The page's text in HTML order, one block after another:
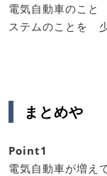
電気自動車のこ
ステムのことを
まとめや
Point1
電気自動車が増え